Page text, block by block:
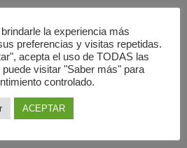
(Madrid)
LA OFERTA?
(Madrid)
los teléfonos 917864421 y 636255157
la experiencia más
preferencias y visitas repetidas.
acepta el uso de TODAS las
visitar "Saber más" para
controlado.
ACEPTAR